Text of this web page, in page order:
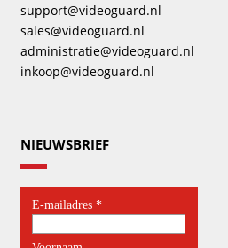
support@videoguard.nl
sales@videoguard.nl
administratie@videoguard.nl
inkoop@videoguard.nl
NIEUWSBRIEF